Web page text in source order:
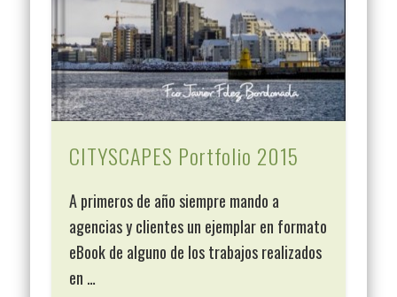
CITYSCAPES Portfolio 2015
A primeros de año siempre mando a
agencias y clientes un ejemplar en formato
eBook de alguno de los trabajos realizados
en …